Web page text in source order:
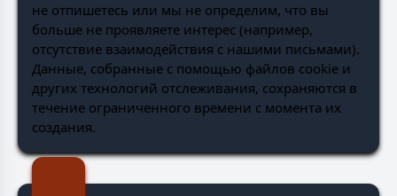
не отпишетесь или мы не определим, что вы
больше не проявляете интерес (например,
отсутствие взаимодействия с нашими письмами).
Данные, собранные с помощью файлов cookie и
других технологий отслеживания, сохраняются в
течение ограниченного времени с момента их
создания.